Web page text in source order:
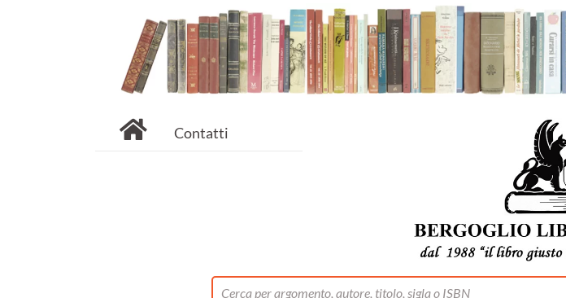
Contatti